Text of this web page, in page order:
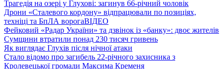
Трагедія на озері у Глухові: загинув 66-річний чоловік
Дрони «Сталевого кордону» відпрацювали по позиціях,
техніці та БпЛА ворогаВІДЕО
Фейковий «Радар України» та дзвінок із «банку»: двоє жителів
Сумщини втратили понад 230 тисяч гривень
Як виглядає Глухів після нічної атаки
Стало відомо про загибель 22-річного захисника з
Кролевецької громади Максима Кременя